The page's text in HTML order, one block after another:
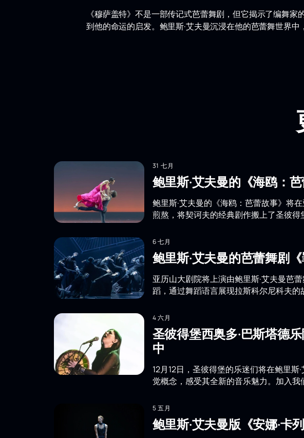
《穆萨盖特》不是一部传记式芭蕾舞剧，但它揭示了编舞
到他的命运的启发。鲍里斯·艾夫曼沉浸在他的芭蕾舞世界中
31 七月
鲍里斯·艾夫曼的《海鸥：
鲍里斯·艾夫曼的《海鸥：芭蕾故事》将
煎熬，将契诃夫的经典剧作搬上了圣彼得
6 七月
鲍里斯·艾夫曼的芭蕾舞剧
亚历山大剧院将上演由鲍里斯·艾夫曼芭
蹈，通过舞蹈语言展现拉斯科尔尼科夫的
4 六月
圣彼得堡西奥多·巴斯塔德
中
12月12日，圣彼得堡的乐迷们将在鲍里
觉概念，感受其全新的音乐魅力。加入我
5 五月
鲍里斯·艾夫曼版《安娜·